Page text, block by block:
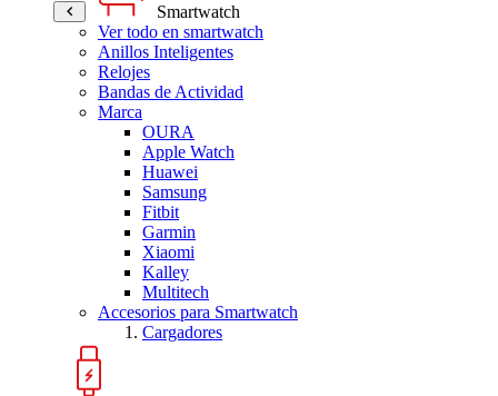
Smartwatch
Ver todo en smartwatch
Anillos Inteligentes
Relojes
Bandas de Actividad
Marca
OURA
Apple Watch
Huawei
Samsung
Fitbit
Garmin
Xiaomi
Kalley
Multitech
Accesorios para Smartwatch
Cargadores